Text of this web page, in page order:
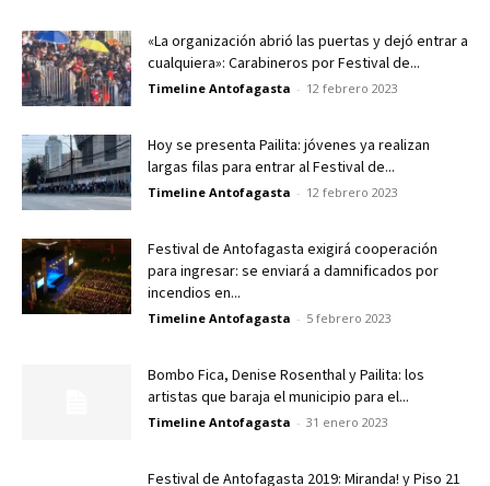
«La organización abrió las puertas y dejó entrar a
cualquiera»: Carabineros por Festival de...
Timeline Antofagasta - 12 febrero 2023
Hoy se presenta Pailita: jóvenes ya realizan
largas filas para entrar al Festival de...
Timeline Antofagasta - 12 febrero 2023
Festival de Antofagasta exigirá cooperación
para ingresar: se enviará a damnificados por
incendios en...
Timeline Antofagasta - 5 febrero 2023
Bombo Fica, Denise Rosenthal y Pailita: los
artistas que baraja el municipio para el...
Timeline Antofagasta - 31 enero 2023
Festival de Antofagasta 2019: Miranda! y Piso 21